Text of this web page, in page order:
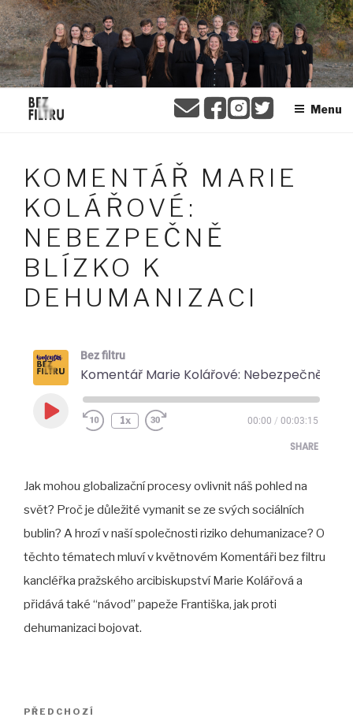
Přejít
k
obsahu
webu
BEZ FILTRU
Menu
KOMENTÁŘ MARIE
KOLÁŘOVÉ:
NEBEZPEČNĚ
BLÍZKO K
DEHUMANIZACI
Bez filtru
Play
Episode
1x 00:00 / 00:03:15
SHARE
SHARE
EMBED
Jak mohou globalizační procesy ovlivnit náš pohled na
svět? Proč je důležité vymanit se ze svých sociálních
bublin? A hrozí v naší společnosti riziko dehumanizace? O
těchto tématech mluví v květnovém Komentáři bez filtru
kancléřka pražského arcibiskupství Marie Kolářová a
přidává také “návod” papeže Františka, jak proti
dehumanizaci bojovat.
Navigace
Předchozí
PŘEDCHOZÍ